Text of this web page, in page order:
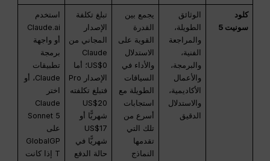
كلود
سونيت 5
الوثائق
الطويلة،
والمراجعة
الفنية،
والبرمجة،
والأعمال
الأكاديمية،
والاستدلال
الدقيق
يجمع بين
القدرة
القوية على
الاستدلال
والأداء في
السياقات
الطويلة مع
استجابات
أسرع من
تلك التي
تقدمها
النماذج
تبلغ تكلفة
الإصدار
المجاني من
Claude
US$0؛ أما
الإصدار Pro
فتبلغ تكلفته
US$20
شهريًّا أو
US$17
شهريًّا في
حالة الدفع
استخدم
Claude.ai
أو واجهة
برمجة
تطبيقات
Claude، أو
اختر
Claude
Sonnet 5
على
GlobalGP
T إذا كانت